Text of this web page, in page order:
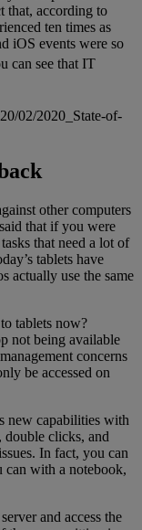
that, according to
ten times as
iOS events were so
can see that IT
02/2020_State-of-
other computers
that if you were
that need a lot of
tablets have
actually use the same
tablets now?
not being available
concerns
be accessed on
new capabilities with
clicks, and
In fact, you can
can with a notebook,
and access the